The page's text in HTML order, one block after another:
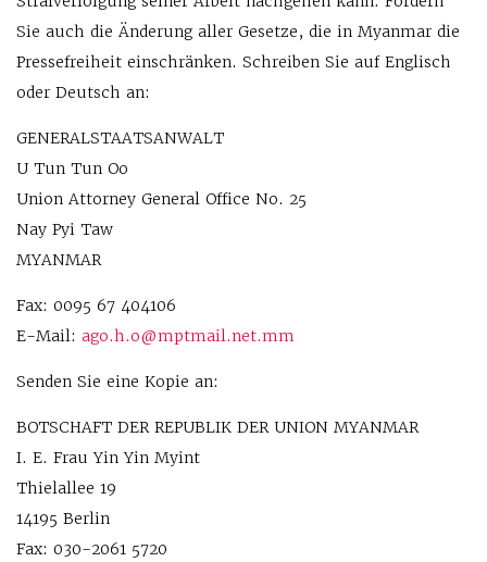
Sie auch die Änderung aller Gesetze, die in Myanmar die
Pressefreiheit einschränken. Schreiben Sie auf Englisch
oder Deutsch an:
GENERALSTAATSANWALT
U Tun Tun Oo
Union Attorney General Office No. 25
Nay Pyi Taw
MYANMAR
Fax: 0095 67 404106
E-Mail: ago.h.o@mptmail.net.mm
Senden Sie eine Kopie an:
BOTSCHAFT DER REPUBLIK DER UNION MYANMAR
I. E. Frau Yin Yin Myint
Thielallee 19
14195 Berlin
Fax: 030-2061 5720